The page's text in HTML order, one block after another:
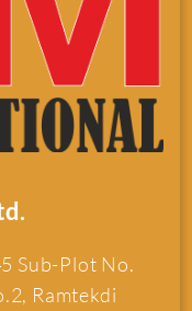
Sub-Plot No.
Ramtekdi